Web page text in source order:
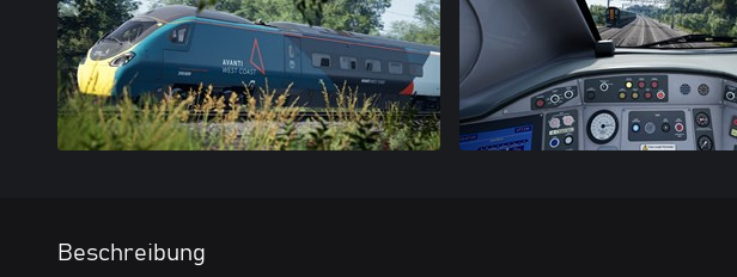
Beschreibung